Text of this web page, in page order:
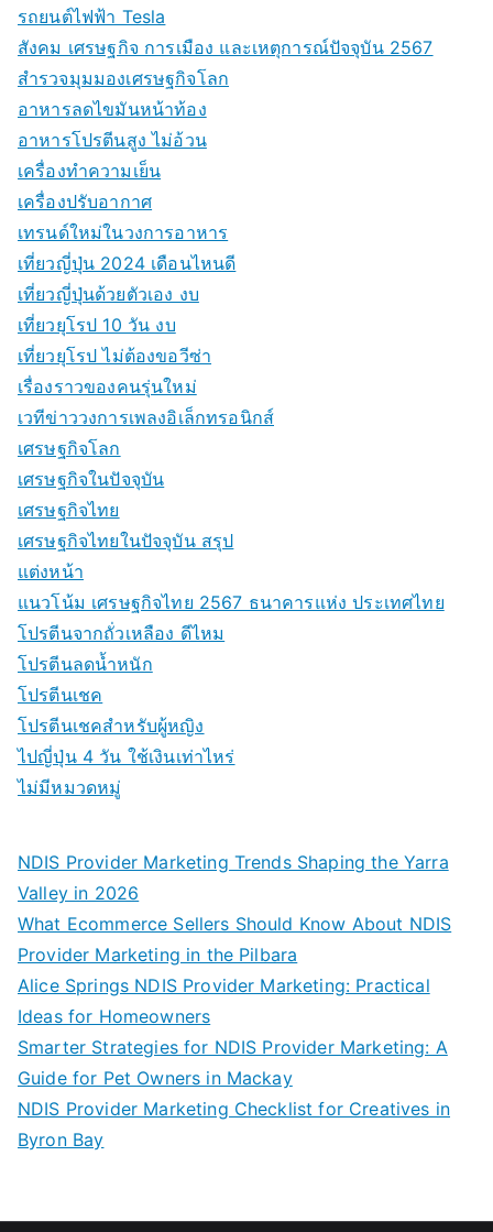
รถยนต์ไฟฟ้า Tesla
สังคม เศรษฐกิจ การเมือง และเหตุการณ์ปัจจุบัน 2567
สำรวจมุมมองเศรษฐกิจโลก
อาหารลดไขมันหน้าท้อง
อาหารโปรตีนสูง ไม่อ้วน
เครื่องทำความเย็น
เครื่องปรับอากาศ
เทรนด์ใหม่ในวงการอาหาร
เที่ยวญี่ปุ่น 2024 เดือนไหนดี
เที่ยวญี่ปุ่นด้วยตัวเอง งบ
เที่ยวยุโรป 10 วัน งบ
เที่ยวยุโรป ไม่ต้องขอวีซ่า
เรื่องราวของคนรุ่นใหม่
เวทีข่าววงการเพลงอิเล็กทรอนิกส์
เศรษฐกิจโลก
เศรษฐกิจในปัจจุบัน
เศรษฐกิจไทย
เศรษฐกิจไทยในปัจจุบัน สรุป
แต่งหน้า
แนวโน้ม เศรษฐกิจไทย 2567 ธนาคารแห่ง ประเทศไทย
โปรตีนจากถั่วเหลือง ดีไหม
โปรตีนลดน้ำหนัก
โปรตีนเชค
โปรตีนเชคสำหรับผู้หญิง
ไปญี่ปุ่น 4 วัน ใช้เงินเท่าไหร่
ไม่มีหมวดหมู่
NDIS Provider Marketing Trends Shaping the Yarra
Valley in 2026
What Ecommerce Sellers Should Know About NDIS
Provider Marketing in the Pilbara
Alice Springs NDIS Provider Marketing: Practical
Ideas for Homeowners
Smarter Strategies for NDIS Provider Marketing: A
Guide for Pet Owners in Mackay
NDIS Provider Marketing Checklist for Creatives in
Byron Bay